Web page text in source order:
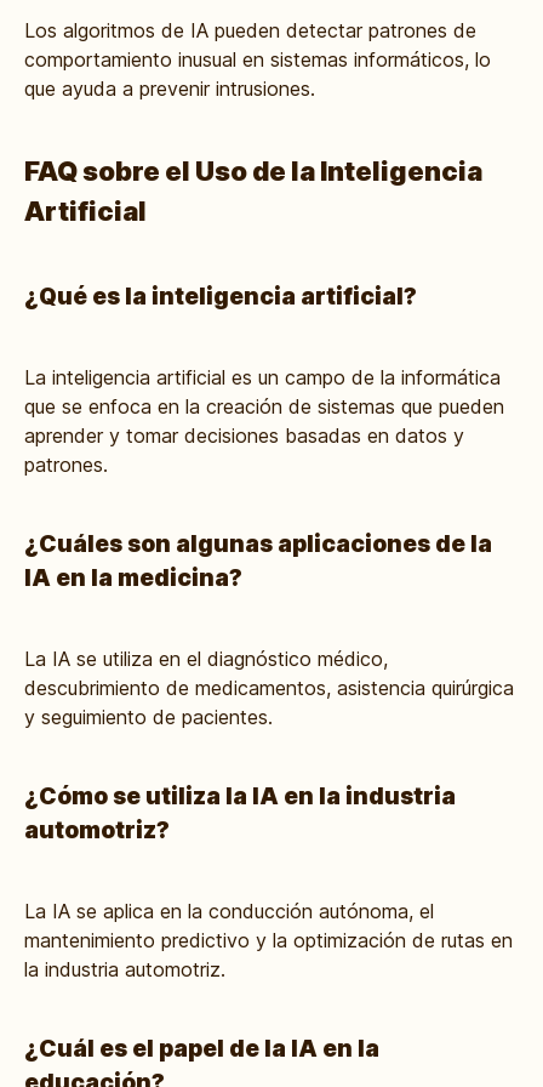
Los algoritmos de IA pueden detectar patrones de
comportamiento inusual en sistemas informáticos, lo
que ayuda a prevenir intrusiones.
FAQ sobre el Uso de la Inteligencia
Artificial
¿Qué es la inteligencia artificial?
La inteligencia artificial es un campo de la informática
que se enfoca en la creación de sistemas que pueden
aprender y tomar decisiones basadas en datos y
patrones.
¿Cuáles son algunas aplicaciones de la
IA en la medicina?
La IA se utiliza en el diagnóstico médico,
descubrimiento de medicamentos, asistencia quirúrgica
y seguimiento de pacientes.
¿Cómo se utiliza la IA en la industria
automotriz?
La IA se aplica en la conducción autónoma, el
mantenimiento predictivo y la optimización de rutas en
la industria automotriz.
¿Cuál es el papel de la IA en la